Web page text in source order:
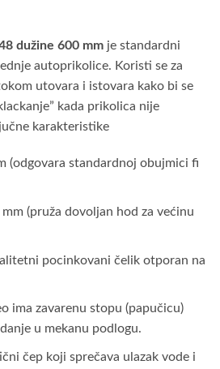
dužine 600 mm je standardni
autoprikolice. Koristi se za
utovara i istovara kako bi se
kada prikolica nije
karakteristike
(odgovara standardnoj obujmici fi
mm (pruža dovoljan hod za većinu
pocinkovani čelik otporan na
ima zavarenu stopu (papučicu)
u mekanu podlogu.
čep koji sprečava ulazak vode i